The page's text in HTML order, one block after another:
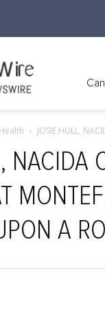
Wire
Health JOSIE HULL,
NACIDA
A